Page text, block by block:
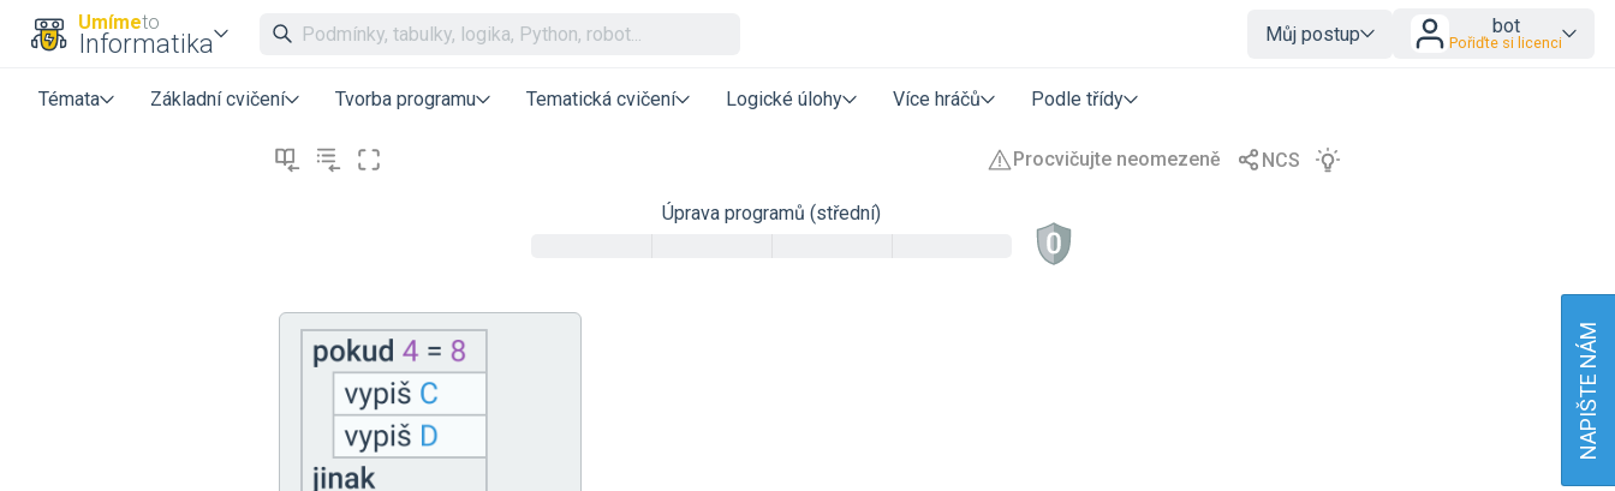
Umímeto
Informatika Můj postup bot
Pořiďte si licenci
Témata Základní cvičení Tvorba programu Tematická cvičení Logické úlohy Více hráčů Podle třídy
Úprava programů (střední)
NAPIŠTE NÁM